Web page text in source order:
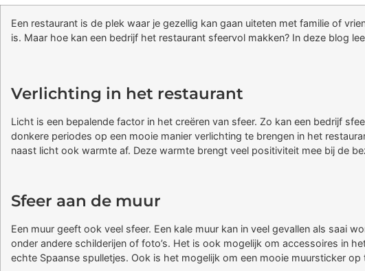
Een restaurant is de plek waar je gezellig kan gaan uiteten met familie of
is. Maar hoe kan een bedrijf het restaurant sfeervol makken? In deze blog
Verlichting in het restaurant
Licht is een bepalende factor in het creëren van sfeer. Zo kan een bedrijf
donkere periodes op een mooie manier verlichting te brengen in het
naast licht ook warmte af. Deze warmte brengt veel positiviteit mee bij de
Sfeer aan de muur
Een muur geeft ook veel sfeer. Een kale muur kan in veel gevallen als saai
onder andere schilderijen of foto’s. Het is ook mogelijk om accessoires in
echte Spaanse spulletjes. Ook is het mogelijk om een mooie muursticker